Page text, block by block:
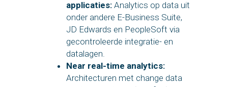
applicaties: Analytics op data uit
onder andere E-Business Suite,
JD Edwards en PeopleSoft via
gecontroleerde integratie- en
datalagen.
Near real-time analytics:
Architecturen met change data